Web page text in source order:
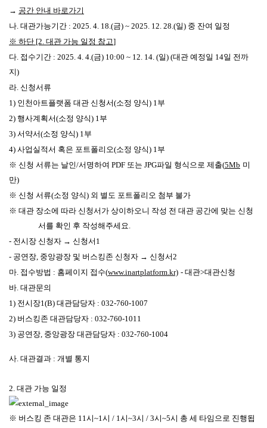
→ 공간 안내 바로가기
나. 대관가능기간 : 2025. 4. 18.(금) ~ 2025. 12. 28.(일) 중 잔여 일정
※ 하단 [2. 대관 가능 일정 참고]
다. 접수기간 : 2025. 4. 4.(금) 10:00 ~ 12. 14. (일) (대관 예정일 14일 전까
지)
라. 신청서류
1) 인천아트플랫폼 대관 신청서(소정 양식) 1부
2) 행사계획서(소정 양식) 1부
3) 서약서(소정 양식) 1부
4) 사업실적서 혹은 포트폴리오(소정 양식) 1부
※ 신청 서류는 날인/서명하여 PDF 또는 JPG파일 형식으로 제출(5Mb 미
만)
※ 신청 서류(소정 양식) 외 별도 포트폴리오 첨부 불가
※ 대관 장소에 따라 신청서가 상이하오니 작성 전 대관 공간에 맞는 신청
서를 확인 후 작성해주세요.
- 전시장 신청자 → 신청서 1
- 공연장, 중앙광장 및 버스킹존 신청자 → 신청서2
마. 접수방법 : 홈페이지 접수(www.inartplatform.kr) - 대관>대관신청
바. 대관문의
1) 전시장1(B) 대관담당자 : 032-760-1007
2) 버스킹존 대관담당자 : 032-760-1011
3) 공연장, 중앙광장 대관담당자 : 032-760-1004
사. 대관결과 : 개별 통지
2. 대관 가능 일정
※ 버스킹 존 대관은 11시~1시 / 1시~3시 / 3시~5시 총 세 타임으로 진행됩